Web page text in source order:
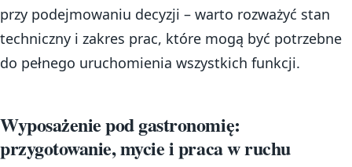
przy podejmowaniu decyzji – warto rozważyć stan
techniczny i zakres prac, które mogą być potrzebne
do pełnego uruchomienia wszystkich funkcji.
Wyposażenie pod gastronomię:
przygotowanie, mycie i praca w ruchu